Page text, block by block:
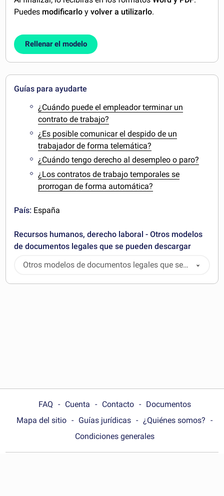
Puedes modificarlo yvolver a utilizarlo.
Rellenar el modelo
Guías para ayudarte
¿Cuándo puede el empleador terminar un
contrato de trabajo?
¿Es posible comunicar el despido de un
trabajador de forma telemática?
¿Cuándo tengo derecho al desempleo o paro?
¿Los contratos de trabajo temporales se
prorrogan de forma automática?
País: España
Recursos humanos, derecho laboral - Otros modelos
de documentos legales que se pueden descargar
Otros modelos de documentos legales que se
pueden descargar
FAQ Cuenta Contacto
Documentos
Mapa del sitio
Guías jurídicas
¿Quiénes somos?
Condiciones generales